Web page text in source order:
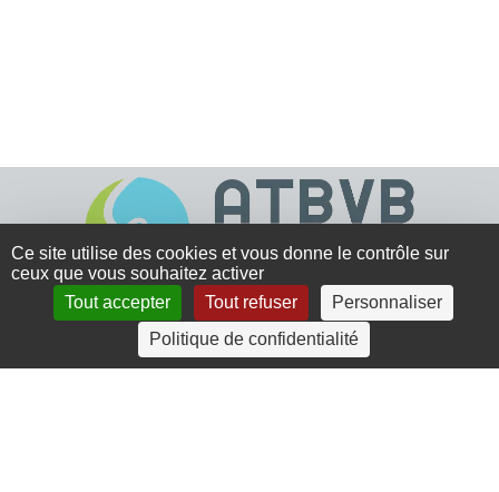
4 rue Crec’h-Ugen
22810 Belle Isle en Terre
Ce site utilise des cookies et vous donne le contrôle sur
ceux que vous souhaitez activer
Tout accepter
Tout refuser
Personnaliser
Politique de confidentialité